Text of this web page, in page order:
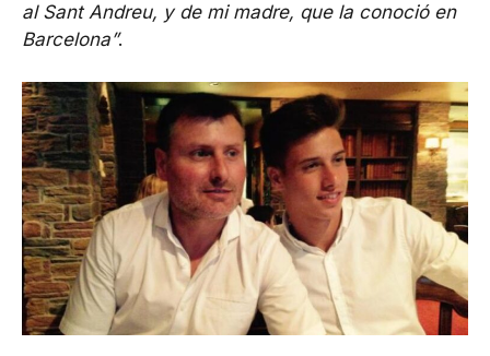
al Sant Andreu, y de mi madre, que la conoció en
Barcelona”.